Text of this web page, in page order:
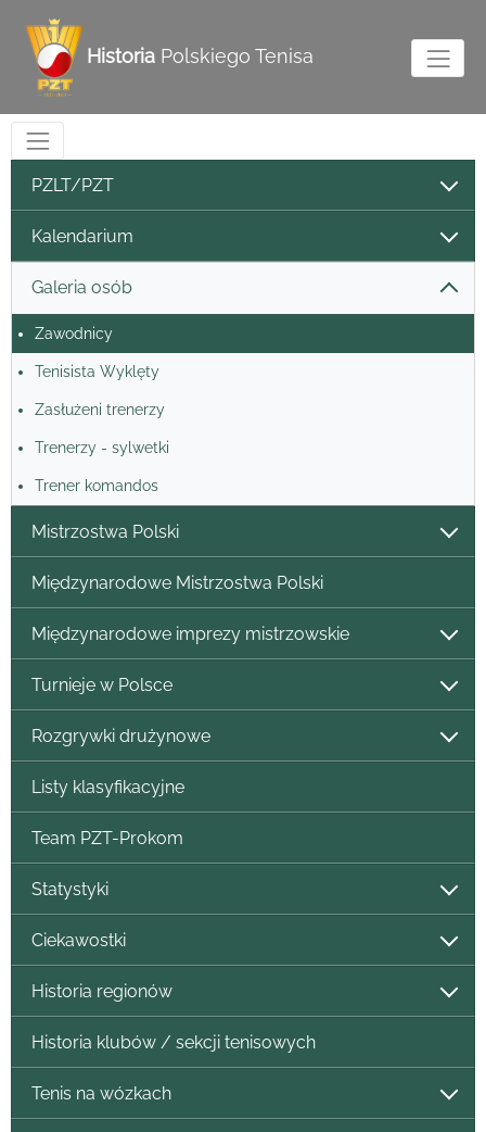
Historia Polskiego Tenisa
PZLT/PZT
Kalendarium
Galeria osób
Zawodnicy
Tenisista Wyklęty
Zasłużeni trenerzy
Trenerzy - sylwetki
Trener komandos
Mistrzostwa Polski
Międzynarodowe Mistrzostwa Polski
Międzynarodowe imprezy mistrzowskie
Turnieje w Polsce
Rozgrywki drużynowe
Listy klasyfikacyjne
Team PZT-Prokom
Statystyki
Ciekawostki
Historia regionów
Historia klubów / sekcji tenisowych
Tenis na wózkach